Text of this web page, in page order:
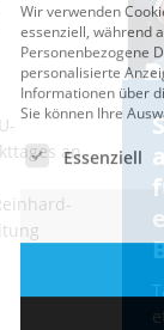
an
nachCookie-Details